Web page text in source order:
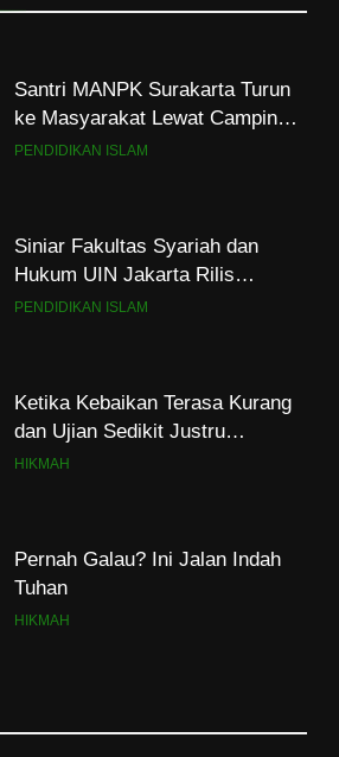
Pesantren
Santri MANPK Surakarta Turun
ke Masyarakat Lewat Camping
Dakwah Ramadan
PENDIDIKAN ISLAM
Siniar Fakultas Syariah dan
Hukum UIN Jakarta Rilis
Program Fikih Genzi Selama
PENDIDIKAN ISLAM
Ketika Kebaikan Terasa Kurang
dan Ujian Sedikit Justru
Menjerumuskan
HIKMAH
Pernah Galau? Ini Jalan Indah
Tuhan
HIKMAH